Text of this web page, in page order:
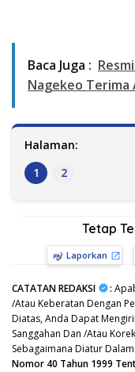
Baca Juga :
Nagekeo Terima
Halaman:
1
2
Tetap
Laporkan
CATATAN REDAKSI :
/Atau Keberatan Dengan
Diatas, Anda Dapat
Sanggahan Dan /Atau
Sebagaimana Diatur Dalam
Nomor 40 Tahun 1999